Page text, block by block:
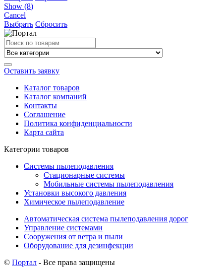
Show (8)
Cancel
Выбрать Сбросить
Search
for:
Оставить заявку
Каталог товаров
Каталог компаний
Контакты
Соглашение
Политика конфиденциальности
Карта сайта
Категории товаров
Системы пылеподавления
Стационарные системы
Мобильные системы пылеподавления
Установки высокого давления
Химическое пылеподавление
Автоматическая система пылеподавления дорог
Управление системами
Сооружения от ветра и пыли
Оборудование для дезинфекции
© Портал - Все права защищены